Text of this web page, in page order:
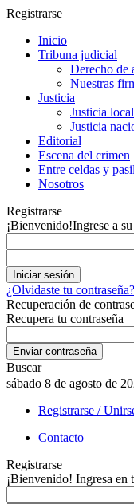
Registrarse
Inicio
Tribuna judicial
Derecho de
Nuestras
Justicia
Justicia local
Justicia
Editorial
Escena del crimen
Entre celdas y
Nosotros
Registrarse
¡Bienvenido!Ingrese a
¿Olvidaste tu contraseña?
Recuperación de
Recupera tu contraseña
Buscar
sábado 8 de agosto de
Registrarse /
Contacto
Registrarse
¡Bienvenido! Ingresa en